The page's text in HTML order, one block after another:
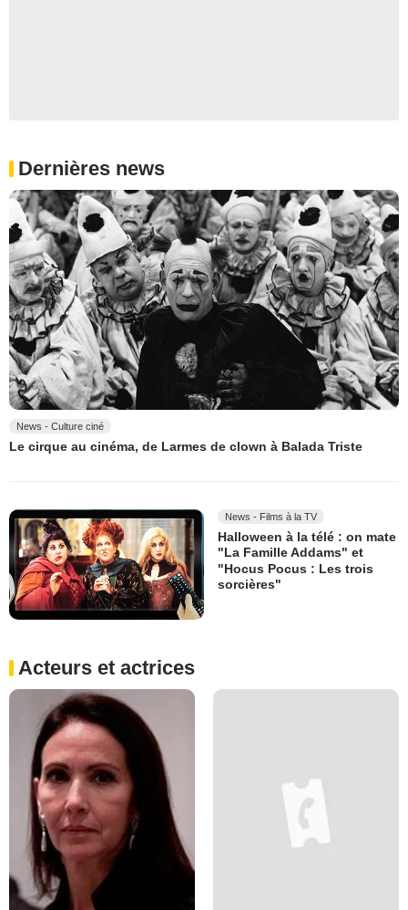
Dernières news
News - Culture ciné
Le cirque au cinéma, de Larmes de clown à Balada Triste
News - Films à la TV
Halloween à la télé : on mate
"La Famille Addams" et
"Hocus Pocus : Les trois
sorcières"
Acteurs et actrices